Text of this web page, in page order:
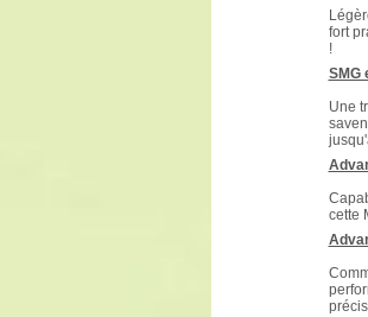
fort
!
SMG
Une
cette